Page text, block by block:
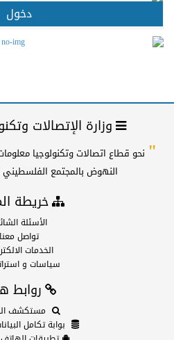
دخول
وزارة الإتصالات
" نحو قطاع اتصالات وتكنولوجيا
النهوض بالمجتمع
خريطة
الأسئلة
تواصل معنا
الخدمات
سياسات و
روابط
مستكشف
بوابة تكامل